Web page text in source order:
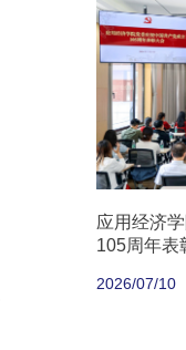
应用经济
105周年表
2026/07/10